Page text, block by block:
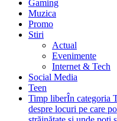
Gaming
Muzica
Promo
Stiri
Actual
Evenimente
Internet & Tech
Social Media
Teen
Timp liberÎn categoria
despre locuri pe care